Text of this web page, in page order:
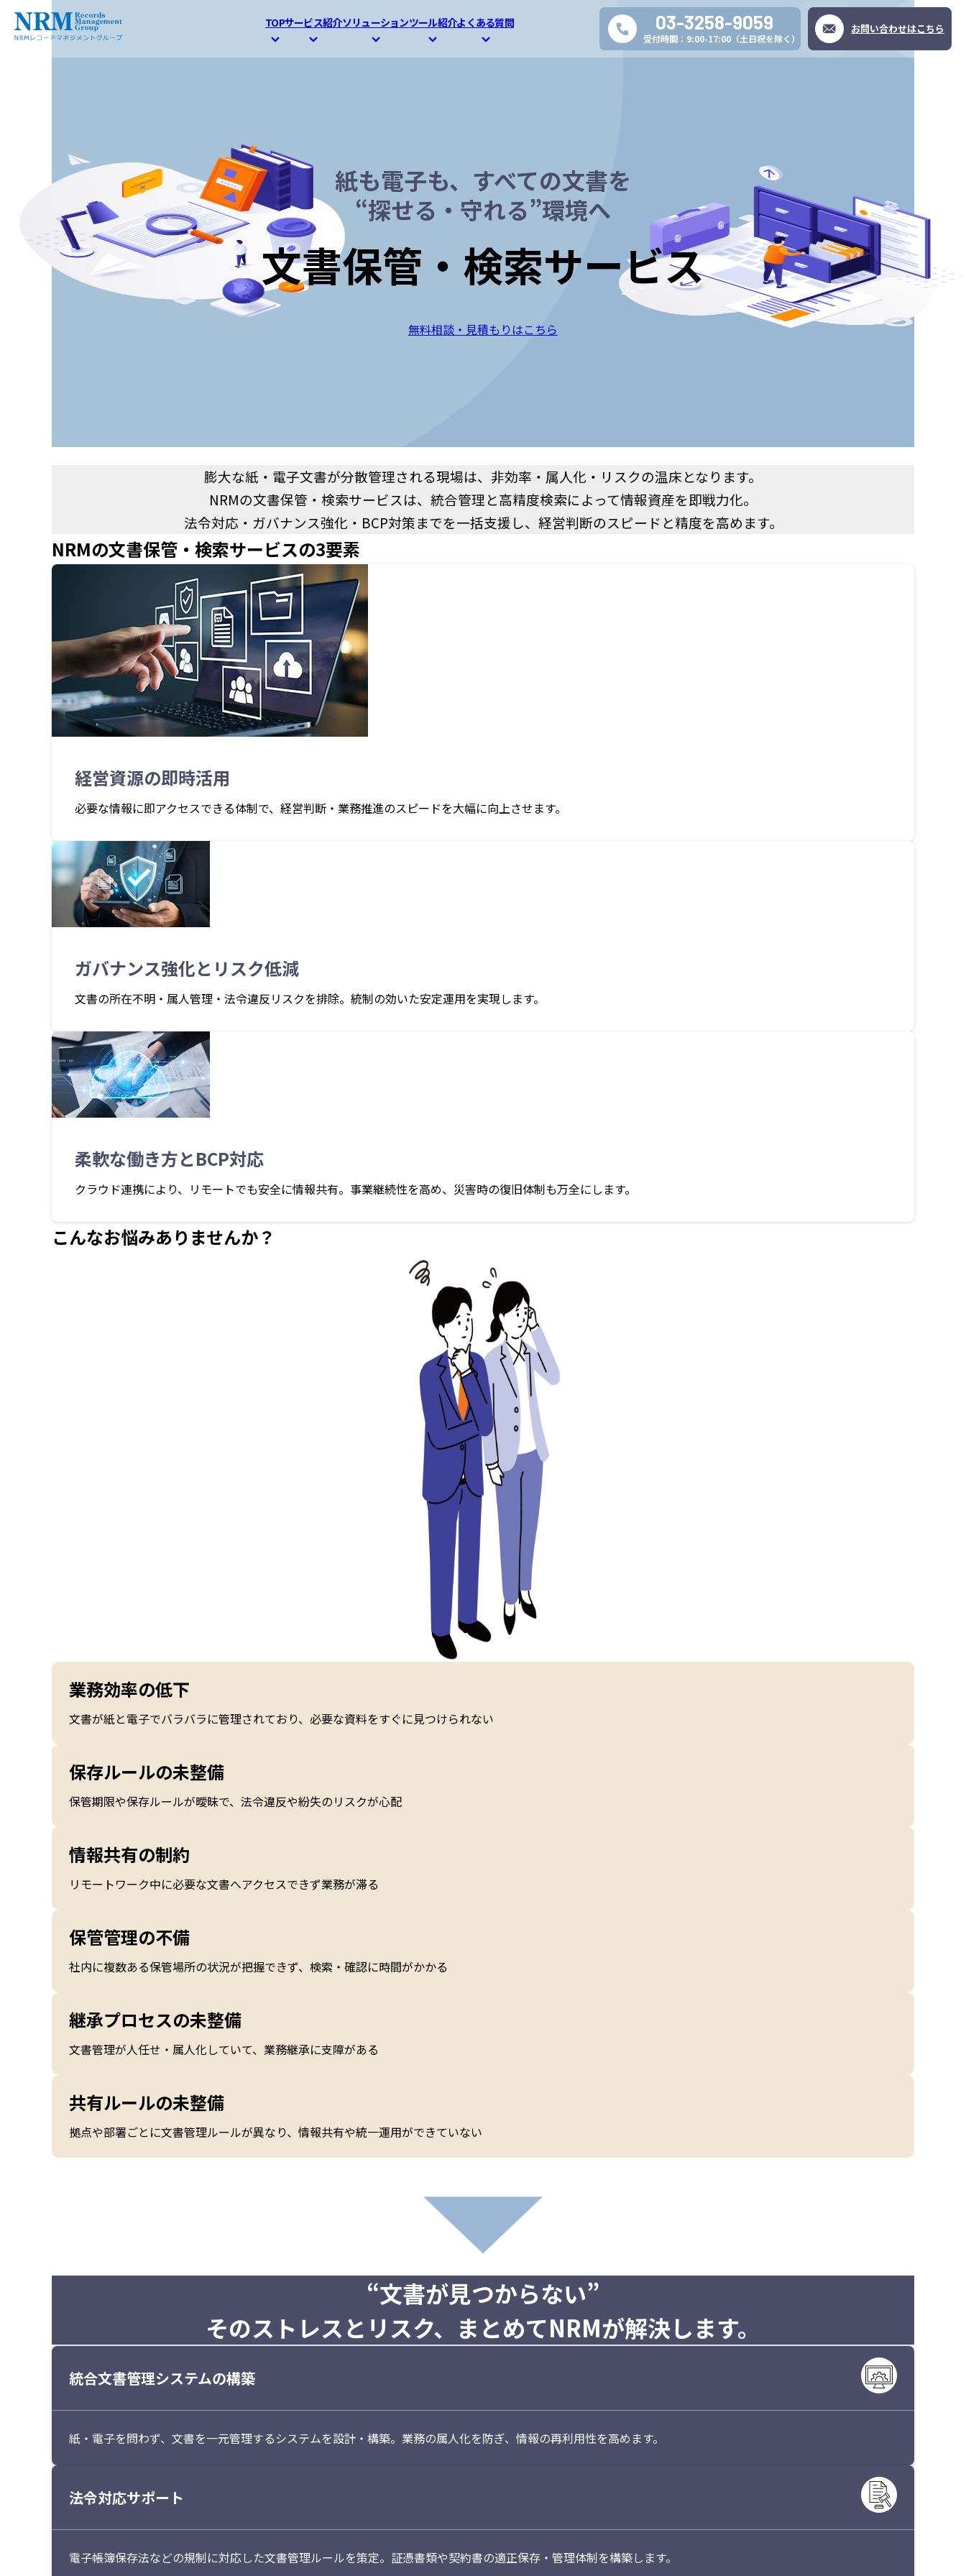
TOPサービス紹介ソリューションツール紹介よくある質問 03-3258-9059
受付時間：9:00-17:00 （⼟⽇祝を除く）
お問い合わせはこちら
紙も電子も、すべての文書を
“探せる・守れる”環境へ
文書保管・検索サービス
無料相談・見積もりはこちら
膨大な紙・電子文書が分散管理される現場は、非効率・属人化・リスクの温床となります。
NRMの文書保管・検索サービスは、統合管理と高精度検索によって情報資産を即戦力化。
法令対応・ガバナンス強化・BCP対策までを一括支援し、経営判断のスピードと精度を高めます。
NRMの文書保管・検索サービスの3要素
経営資源の即時活用
必要な情報に即アクセスできる体制で、経営判断・業務推進のスピードを大幅に向上させます。
ガバナンス強化とリスク低減
文書の所在不明・属人管理・法令違反リスクを排除。統制の効いた安定運用を実現します。
柔軟な働き方とBCP対応
クラウド連携により、リモートでも安全に情報共有。事業継続性を高め、災害時の復旧体制も万全にします。
こんなお悩みありませんか？
業務効率の低下
文書が紙と電子でバラバラに管理されており、必要な資料をすぐに見つけられない
保存ルールの未整備
保管期限や保存ルールが曖昧で、法令違反や紛失のリスクが心配
情報共有の制約
リモートワーク中に必要な文書へアクセスできず業務が滞る
保管管理の不備
社内に複数ある保管場所の状況が把握できず、検索・確認に時間がかかる
継承プロセスの未整備
文書管理が人任せ・属人化していて、業務継承に支障がある
共有ルールの未整備
拠点や部署ごとに文書管理ルールが異なり、情報共有や統一運用ができていない
“文書が見つからない”
そのストレスとリスク、まとめてNRMが解決します。
文書保管・検索の最適化に向けたソリューション提案
統合文書管理システムの構築
紙・電子を問わず、文書を一元管理するシステムを設計・構築。業務の属人化を防ぎ、情報の再利用性を高めます。
法令対応サポート
電子帳簿保存法などの規制に対応した文書管理ルールを策定。証憑書類や契約書の適正保存・管理体制を構築します。